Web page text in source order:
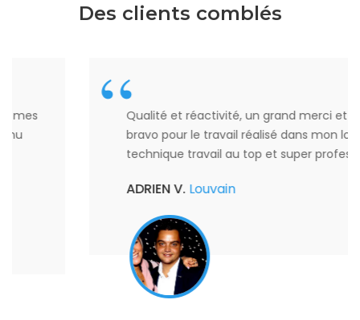
Des clients comblés
Qualité et réactivité, un grand merci et grand
bravo pour le travail réalisé dans mon local
technique travail au top et super professionnel
Louvain